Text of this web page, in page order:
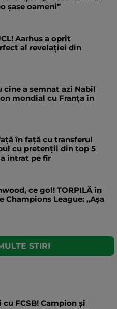
șase oameni”
Aarhus a oprit
al revelației din
cine a semnat azi Nabil
mondial cu Franța în
în față cu transferul
cu pretenții din top 5
intrat pe fir
ce gol! TORPILĂ în
Champions League: „Așa
STIRI
cu FCSB! Campion și